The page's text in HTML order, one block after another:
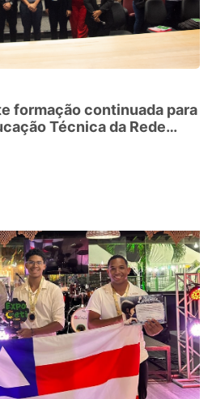
formação continuada para
Técnica da Rede